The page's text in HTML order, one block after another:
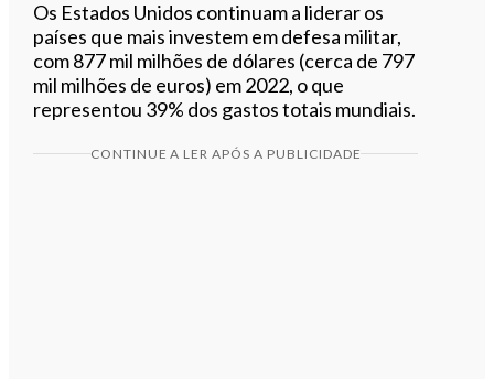
Os Estados Unidos continuam a liderar os
países que mais investem em defesa militar,
com 877 mil milhões de dólares (cerca de 797
mil milhões de euros) em 2022, o que
representou 39% dos gastos totais mundiais.
CONTINUE A LER APÓS A PUBLICIDADE